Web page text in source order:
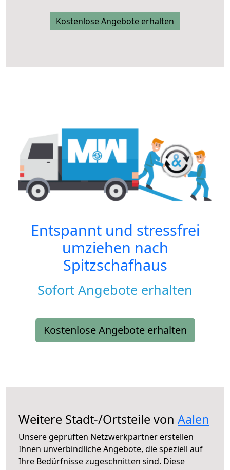
Kostenlose Angebote erhalten
Entspannt und stressfrei
umziehen nach
Spitzschafhaus
Sofort Angebote erhalten
Kostenlose Angebote erhalten
Weitere Stadt-/Ortsteile von Aalen
Unsere geprüften Netzwerkpartner erstellen
Ihnen unverbindliche Angebote, die speziell auf
Ihre Bedürfnisse zugeschnitten sind. Diese